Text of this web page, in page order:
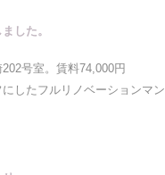
した。
号室。賃料74,000円
したフルリノベーションマン